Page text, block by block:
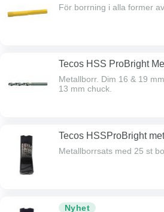
För borrning i alla former
Tecos HSS ProBright
Metallborr. Dim 16 & 19 mm med nersvarvat fäste för
13 mm chuck.
Tecos HSSProBright
Metallborrsats med 25 st
Nyhet